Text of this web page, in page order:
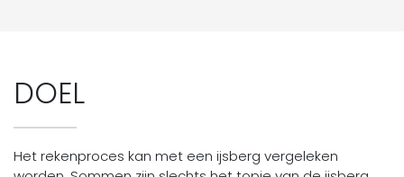
DOEL
Het rekenproces kan met een ijsberg vergeleken